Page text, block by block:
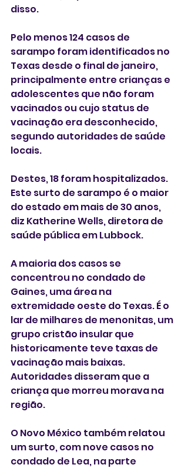
disso.
Pelo menos 124 casos de
sarampo foram identificados no
Texas desde o final de janeiro,
principalmente entre crianças e
adolescentes que não foram
vacinados ou cujo status de
vacinação era desconhecido,
segundo autoridades de saúde
locais.
Destes, 18 foram hospitalizados.
Este surto de sarampo é o maior
do estado em mais de 30 anos,
diz Katherine Wells, diretora de
saúde pública em Lubbock.
A maioria dos casos se
concentrou no condado de
Gaines, uma área na
extremidade oeste do Texas. É o
lar de milhares de menonitas, um
grupo cristão insular que
historicamente teve taxas de
vacinação mais baixas.
Autoridades disseram que a
criança que morreu morava na
região.
O Novo México também relatou
um surto, com nove casos no
condado de Lea, na parte